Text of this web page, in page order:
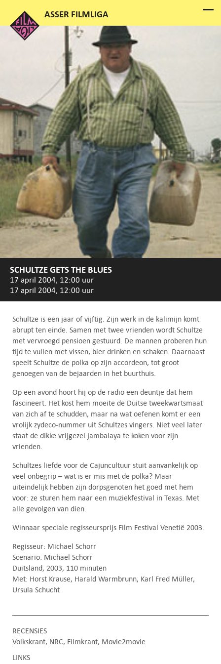
SCHULTZE GETS THE BLUES
17 april 2004, 12:00 uur
17 april 2004, 12:00 uur
Schultze is een jaar of vijftig. Zijn werk in de kalimijn komt
abrupt ten einde. Samen met twee vrienden wordt Schultze
met vervroegd pensioen gestuurd. De mannen proberen hun
tijd te vullen met vissen, bier drinken en schaken. Daarnaast
speelt Schultze de polka op zijn accordeon, tot groot
genoegen van de bejaarden in het buurthuis.
Op een avond hoort hij op de radio een deuntje dat hem
fascineert. Het kost hem moeite de Duitse tweekwartsmaat
van zich af te schudden, maar na wat oefenen komt er een
vrolijk zydeco-nummer uit Schultzes vingers. Niet veel later
staat de dikke vrijgezel jambalaya te koken voor zijn
vrienden.
Schultzes liefde voor de Cajuncultuur stuit aanvankelijk op
veel onbegrip – wat is er mis met de polka? Maar
uiteindelijk hebben zijn dorpsgenoten het goed met hem
voor: ze sturen hem naar een muziekfestival in Texas. Met
alle gevolgen van dien.
Winnaar speciale regisseursprijs Film Festival Venetië 2003.
Regisseur: Michael Schorr
Scenario: Michael Schorr
Duitsland, 2003, 110 minuten
Met: Horst Krause, Harald Warmbrunn, Karl Fred Müller,
Ursula Schucht
RECENSIES
Volkskrant NRC Filmkrant Movie2movie
LINKS